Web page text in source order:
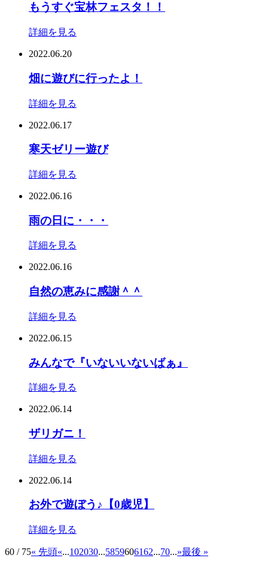
もうすぐ宝林フェスタ！！
詳細を見る
2022.06.20
畑に遊びに行ったよ！
詳細を見る
2022.06.17
寒天ゼリー遊び
詳細を見る
2022.06.16
雨の日に・・・
詳細を見る
2022.06.16
自然の恵みに感謝＾＾
詳細を見る
2022.06.15
みんなで『いないいないばぁ』
詳細を見る
2022.06.14
ザリガニ！
詳細を見る
2022.06.14
お外で遊ぼう♪【0歳児】
詳細を見る
60 / 75« 先頭«...102030...5859606162...70...»最後 »